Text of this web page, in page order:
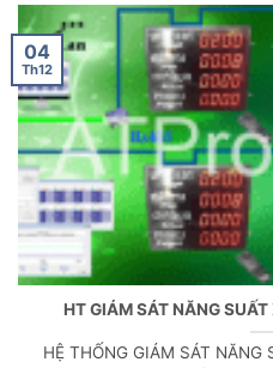
HT GIÁM SÁT NĂNG
HỆ THỐNG GIÁM SÁT NĂNG
04
Th12